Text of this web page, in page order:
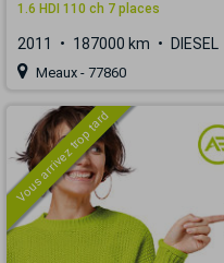
1.6 HDI 110 ch 7 places
2011 187000 km DIESEL
Meaux - 77860
Vous arrivez trop tard